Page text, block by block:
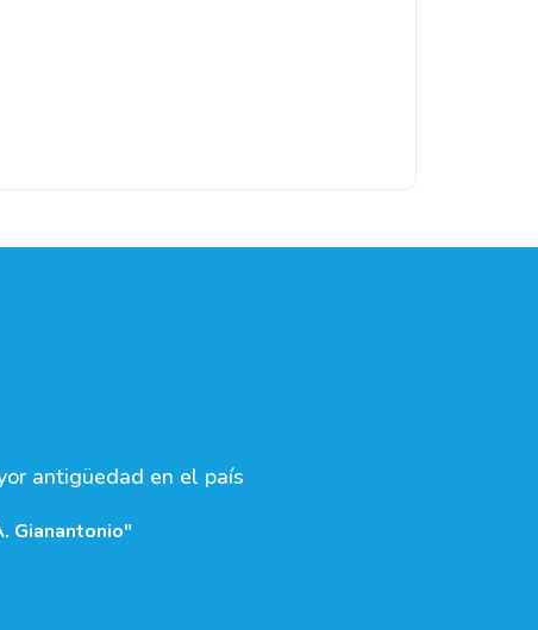
antigüedad en el país
Gianantonio"